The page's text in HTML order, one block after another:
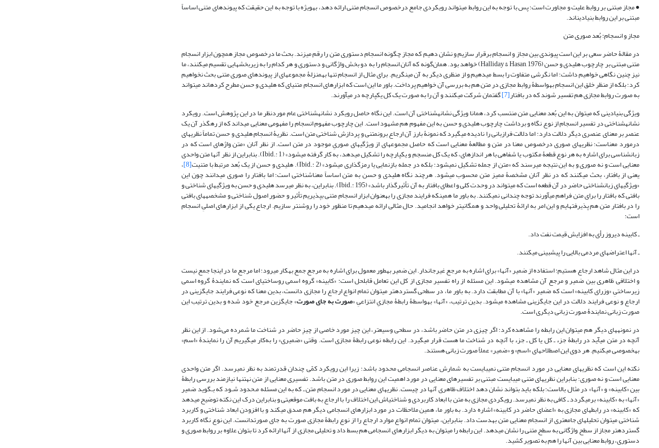
● مجاز مبتنی بر روابط علیت و مجاورت است؛ پس با توجه به این روابط می‏تواند رویکردی جامع درخصوص انسجام متنی ارائه دهد، به‏ویژه با توجه به این حقیقت که پیوندهای متنی اساساً
مبتنی بر این روابط بنیادین‏اند.
مجاز و انسجام: بُعد صوری متن
در مقالۀ حاضر سعی بر این است پیوندی بین مجاز و انسجام برقرار سازیم و نشان دهیم که مجاز چگونه انسجام دستوری متن را رقم می‏زند. بحث ما درخصوص مجاز همچون ابزار انسجام
متنی مبتنی بر چارچوب هلیدی و حسن (Halliday & Hasan, 1976) خواهد بود. همان‌گونه که آنان انسجام را به دو بخش واژگانی و دستوری و هر کدام را به زیربخش‏هایی تقسیم می‏کنند، ما
نیز چنین نگاهی خواهیم داشت؛ اما نگرشی متفاوت را بسط می‏دهیم و از منظری دیگر به آن می‏نگریم. برای مثال از انسجام تنها به­منزلۀ مجموعه‏ای از پیوندهای صوری متنی بحث نخواهیم
کرد؛ بلکه از منظر خلق این انسجام به‏واسطۀ روابط مجازی در متن هم به بررسی آن خواهیم پرداخت. باور ما این است که ابزارهای انسجام متنی‏ای که هلیدی و حسن مطرح کرده‏اند می‏تواند
به صورت روابط مجازی هم تفسیر شوند که در بافتار[7] گفتمان شرکت می‏­کنند و آن را به صورت یک کل یکپارچه در می‏آورند.
ویژگی بنیادینی که می‏توان به این بُعد معنایی متن منتسب کرد، همانا ویژگی نشانه‏شناختی آن است. این نگاه حاصل رویکرد نشانه‏شناختی عام موردنظر ما در این پژوهش است. رویکرد
نشانه‏شناختی در تفسیر انسجام از نوع نگاه و برداشت چارچوب هلیدی و حسن به این مفهوم هم مشهود است. این چارچوب مفهوم انسجام را مفهومی معنایی می‏داند که از رهگذر آن یک
عنصر بر معنای عنصری دیگر دلالت دارد؛ اما دلالت فرازبانی را نادیده می‏گیرد که نمونۀ بارز آن ارجاع برون‏متنی و پردازش شناختی متن است. نظریۀ انسجام هلیدی و حسن تماماً نظریه‏ای
درمورد معناست؛ نظریه‏ای صوری درخصوص معنا در متن و مطالعۀ معنایی است که حاصل مجموعه‏ای از ویژگی‏های صوریِ موجود در متن است. از نظر آنان «متن واژه‏ای است که در
زبان‏شناسی برای اشاره به هر نوع قطعۀ مکتوب یا شفاهی با هر اندازه‏ای، که یک کل منسجم و یکپارچه را تشکیل می‏دهد، به کار گرفته می‏شود» (Ibid.: 1). بنابراین از نظر آن‏ها متن واحدی
معنایی است و نه صوری و به این نتیجه می‏رسند که «متن از جمله تشکیل نمی‏شود؛ بلکه در جمله بازنمایی یا رمزگذاری می‏شود» (Ibid.: 2). هلیدی و حسن از یک بُعد مرتبط با متنیت [8] ،
یعنی از بافتار، بحث می‏کنند که در نظر آنان مشخصۀ ممیز متن محسوب می‏شود. هرچند نگاه هلیدی و حسن به متن اساساً معناشناختی است؛ اما بافتار را صوری می‏دانند چون این
«ویژگی‏های زبان‏شناختی حاضر در آن قطعه است که می‏تواند در وحدت کلی و اعطای بافتار به آن تأثیرگذار باشد» (Ibid.: 195). بنابراین، به نظر می‏رسد هلیدی و حسن به ویژگی‏های شناختی و
بافتی‏ که بافتار را برای متن فراهم می‏آورند توجه چندانی نمی‏کنند. به باور ما همین‏که فرایند مجازی را به­عنوان ابزار انسجام متنی بپذیریم تأثیر و حضور اصول شناختی و مشخصه‏های بافتی
را در بافتار متن هم پذیرفته‏ایم و این امر به ارائۀ تحلیلی واحد و همگانی‏تر خواهد انجامید. حال مثالی ارائه می‏دهیم تا منظور خود را روشن‏تر سازیم. ارجاع یکی از ابزارهای اصلیِ انسجام
است:
ـ کابینه دیروز رأی به افزایش قیمت نفت داد.
ـ آن‏ها اعتراض‏های مردمی بالایی را پیش‏بینی می‏­کنند.
در این مثال شاهد ارجاع هستیم: استفاده از ضمیر «آن‏ها» برای اشاره به مرجع غیرجاندار. این ضمیر به­طور معمول برای اشاره به مرجع جمع به­کار می‏رود؛ اما مرجع ما در این‏جا جمع نیست
و اختلافی ظاهری بین ضمیر و مرجع آن مشاهده می‏شود. این مسئله از راه تفسیر مجازی از کل این تعامل قابل‏حل است: «کابینه» گروه اسمی روساختی‏ای است که نمایندۀ گروه اسمی
زیرساختیِ «وزرای کابینه» است که ضمیر «آن‏ها» با آن مطابقت دارد. به باور ما، در سطحی گسترده‏تر می‏توان تمام انواع ارجاع را مجازی دانست، بدین معنا که نوعی فرایند جایگزینی در
ارجاع و نوعی فرایند دلالت در این جایگزینی مشاهده می‏شود. بدین ترتیب، «آن‏ها» به‏واسطۀ رابطۀ مجازیِ انتزاعیِ «صورت به‏ جای صورت» جایگزین مرجع خود شده و بدین ترتیب این
صورت زبانی نمایندۀ صورت زبانی دیگری است.
در نمونه‏های دیگر هم می‏توان این رابطه را مشاهده کرد؛ اگر چیزی در متن حاضر باشد، در سطحی وسیع‏تر، این چیز مورد خاصی از چیزِ حاضر در شناخت ما شمرده می‌شود. از این نظر
آنچه در متن می‏آید در رابطۀ جزء ـ کل یا کل ـ جزء با آنچه در شناخت ما هست قرار می‏گیرد. این رابطه نوعی رابطۀ مجازی است. وقتی «ضمیری» را به‌کار می‏گیریم آن را نمایندۀ «اسم»
به‏خصوصی می‏کنیم. هر دوی این‏ اصطلاح‏های «اسم» و «ضمیر» عملاً صورت زبانی هستند.
نکته این است که نظریه‏ای معنایی در مورد انسجام متنی نمی‏بایست به شمارش عناصر انسجامی محدود باشد؛ زیرا این رویکرد کمّی چندان قدرتمند به نظر نمی‏رسد. اگر متن واحدی
معنایی است و نه صوری؛ بنابراین نظریه‏ای متنی می‏بایست مبتنی بر تفسیرهای معنایی در مورد اهمیت این روابط صوری در متن باشد. تفسیری معنایی از متن نه­تنها نیازمند بررسی رابطۀ
بین «کابینه» و «آن‏ها» در مثال بالاست؛ بلکه باید بتواند نشان دهد اختلاف ظاهری آن‏ها در چیست. نظریه‏ای معنایی در مورد انسجام متن ـ که به این مسئله مـحدود شـود که بـگوید ضمیر
«آن‏ها» به «کابینه» برمی‏گردد ـ کافی به نظر نمی‏رسد. رویکردی مجازی به متن با ابعاد کاربردی و شناختی‏اش این اختلاف را با ارجاع به بافت موقعیتی و بنابراین درک این نکته توضیح می‏دهد
که «کابینه» در رابطه‏ای مجازی به «اعضای حاضر در کابینه» اشاره دارد. به باور ما، همین ملاحظات در مورد ابزارهای انسجامی دیگر هم صدق می‏کند و با افزودن ابعاد شناختی و کاربرد
شناختی می‏توان تحلیل‏های جامع‏تری از انسجام معنایی متن به‏دست داد. بنابراین، می‏توان تمام انواع موارد ارجاع را از نوع رابطۀ مجازی صورت به ‏جای صورتدانست. این نوع نگاه کاربرد
گسترده‏تر مجاز از سطح واژگانی به سطح متنی را نشان می‏دهد. این رابطه را می‏توان به دیگر ابزارهای انسجامی هم بسط داد و تحلیلی مجازی از آن‏ها ارائه کرد تا بتوان علاوه بر روابط صوری و
دستوری، روابط معنایی بین آن‏ها را هم به تصویر کشید.